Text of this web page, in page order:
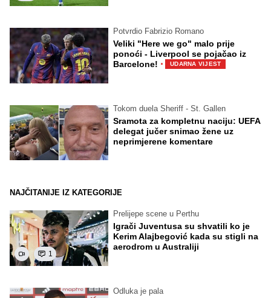
Potvrdio Fabrizio Romano
Veliki "Here we go" malo prije
ponoći - Liverpool se pojačao iz
Barcelone! · UDARNA VIJEST
Tokom duela Sheriff - St. Gallen
Sramota za kompletnu naciju: UEFA
delegat jučer snimao žene uz
neprimjerene komentare
NAJČITANIJE IZ KATEGORIJE
1
Prelijepe scene u Perthu
Igrači Juventusa su shvatili ko je
Kerim Alajbegović kada su stigli na
aerodrom u Australiji
Odluka je pala